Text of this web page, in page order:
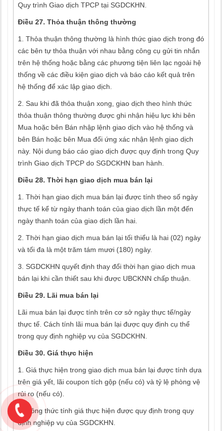
Quy trình Giao dịch TPCP tại SGDCKHN.
Điều 27. Thỏa thuận thông thường
1. Thỏa thuận thông thường là hình thức giao dịch trong đó
các bên tự thỏa thuận với nhau bằng công cụ gửi tin nhắn
trên hệ thống hoặc bằng các phương tiện liên lạc ngoài hệ
thống về các điều kiện giao dịch và báo cáo kết quả trên
hệ thống để xác lập giao dịch.
2. Sau khi đã thỏa thuận xong, giao dịch theo hình thức
thỏa thuận thông thường được ghi nhận hiệu lực khi bên
Mua hoặc bên Bán nhập lệnh giao dịch vào hệ thống và
bên Bán hoặc bên Mua đối ứng xác nhận lệnh giao dịch
này. Nội dung báo cáo giao dịch được quy định trong Quy
trình Giao dịch TPCP do SGDCKHN ban hành.
Điều 28. Thời hạn giao dịch mua bán lại
1. Thời hạn giao dịch mua bán lại được tính theo số ngày
thực tế kể từ ngày thanh toán của giao dịch lần một đến
ngày thanh toán của giao dịch lần hai.
2. Thời hạn giao dịch mua bán lại tối thiểu là hai (02) ngày
và tối đa là một trăm tám mươi (180) ngày.
3. SGDCKHN quyết định thay đổi thời hạn giao dịch mua
bán lại khi cần thiết sau khi được UBCKNN chấp thuận.
Điều 29. Lãi mua bán lại
Lãi mua bán lại được tính trên cơ sở ngày thực tế/ngày
thực tế. Cách tính lãi mua bán lại được quy định cụ thể
trong quy định nghiệp vụ của SGDCKHN.
Điều 30. Giá thực hiện
1. Giá thực hiện trong giao dịch mua bán lại được tính dựa
trên giá yết, lãi coupon tích gộp (nếu có) và tỷ lệ phòng vệ
rủi ro (nếu có).
2. Công thức tính giá thực hiện được quy định trong quy
định nghiệp vụ của SGDCKHN.